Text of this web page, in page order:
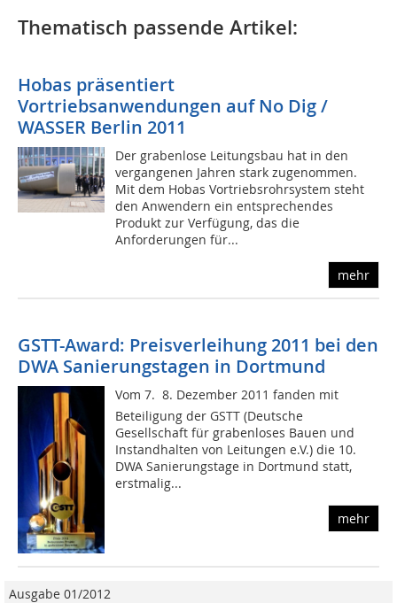
Thematisch passende Artikel:
Hobas präsentiert
Vortriebsanwendungen auf No Dig /
WASSER Berlin 2011
Der grabenlose Leitungsbau hat in den
vergangenen Jahren stark zugenommen.
Mit dem Hobas Vortriebsrohrsystem steht
den Anwendern ein entsprechendes
Produkt zur Verfügung, das die
Anforderungen für...
mehr
GSTT-Award: Preisverleihung 2011 bei den
DWA Sanierungstagen in Dortmund
Vom 7.  8. Dezember 2011 fanden mit
Beteiligung der GSTT (Deutsche
Gesellschaft für grabenloses Bauen und
Instandhalten von Leitungen e.V.) die 10.
DWA Sanierungstage in Dortmund statt,
erstmalig...
mehr
Ausgabe 01/2012